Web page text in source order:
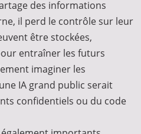
des informations
il perd le contrôle sur leur
être stockées,
entraîner les futurs
imaginer les
IA grand public serait
confidentiels ou du code